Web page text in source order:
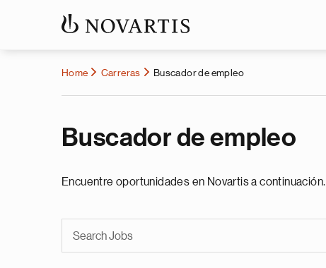
Home Carreras Buscador de empleo
Buscador de empleo
Encuentre oportunidades en Novartis a continuación.